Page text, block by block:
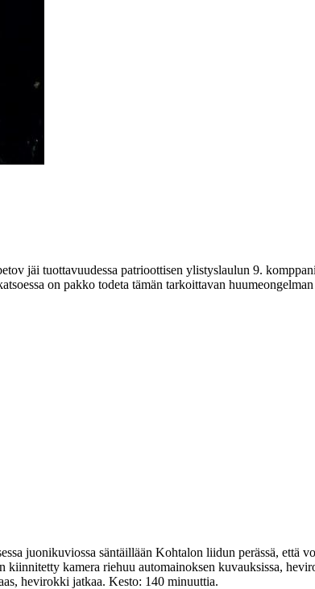
jäi tuottavuudessa patrioottisen ylistyslaulun 9.
on pakko todeta tämän tarkoittavan
juonikuviossa säntäillään Kohtalon liidun perässä, että
kamera riehuu automainoksen kuvauksissa,
hevirokki jatkaa. Kesto: 140 minuuttia.